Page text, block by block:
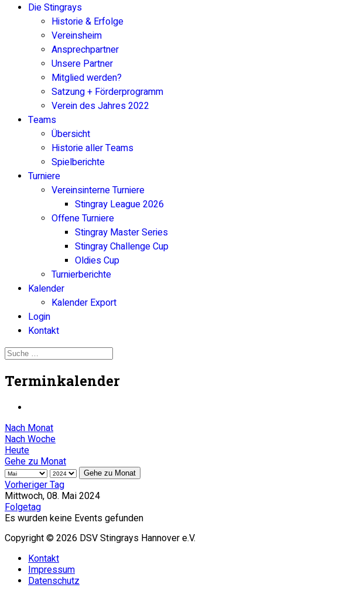
Die Stingrays
Historie & Erfolge
Vereinsheim
Ansprechpartner
Unsere Partner
Mitglied werden?
Satzung + Förderprogramm
Verein des Jahres 2022
Teams
Übersicht
Historie aller Teams
Spielberichte
Turniere
Vereinsinterne Turniere
Stingray League 2026
Offene Turniere
Stingray Master Series
Stingray Challenge Cup
Oldies Cup
Turnierberichte
Kalender
Kalender Export
Login
Kontakt
Terminkalender
Nach Monat
Nach Woche
Heute
Gehe zu Monat
Gehe zu Monat
Vorheriger Tag
Mittwoch, 08. Mai 2024
Folgetag
Es wurden keine Events gefunden
Copyright © 2026 DSV Stingrays Hannover e.V.
Kontakt
Impressum
Datenschutz